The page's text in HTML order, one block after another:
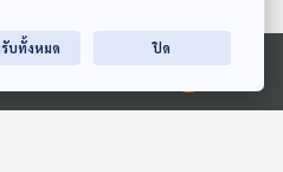
ะแห่งประเทศไทย
The Active Podcast
บทั้งหมด ปิด